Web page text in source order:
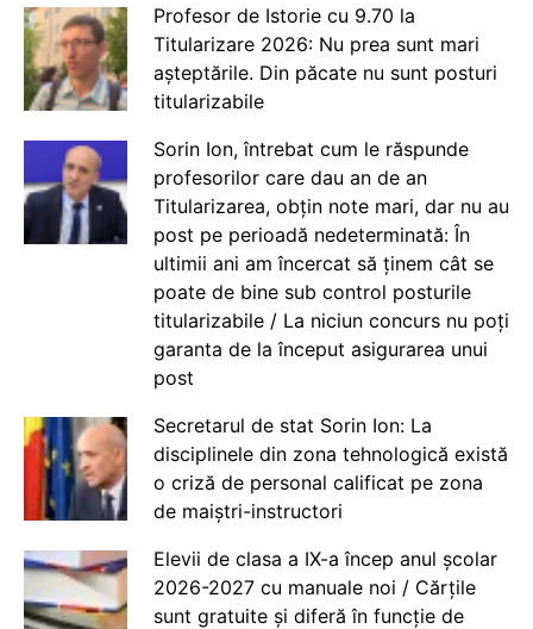
Profesor de Istorie cu 9.70 la
Titularizare 2026: Nu prea sunt mari
așteptările. Din păcate nu sunt posturi
titularizabile
Sorin Ion, întrebat cum le răspunde
profesorilor care dau an de an
Titularizarea, obțin note mari, dar nu au
post pe perioadă nedeterminată: În
ultimii ani am încercat să ținem cât se
poate de bine sub control posturile
titularizabile / La niciun concurs nu poți
garanta de la început asigurarea unui
post
Secretarul de stat Sorin Ion: La
disciplinele din zona tehnologică există
o criză de personal calificat pe zona
de maiștri-instructori
Elevii de clasa a IX-a încep anul școlar
2026-2027 cu manuale noi / Cărțile
sunt gratuite și diferă în funcție de